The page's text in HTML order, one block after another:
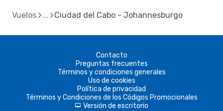
Vuelos Ciudad del Cabo - Johannesburgo
Contacto
Preguntas frecuentes
Términos y condiciones generales
Uso de cookies
Política de privacidad
Términos y Condiciones de los Códigos Promocionales
d Versión de escritorio